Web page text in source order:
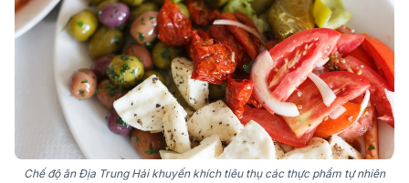
Chế độ ăn Địa Trung Hải khuyến khích tiêu thụ các thực phẩm tự nhiên